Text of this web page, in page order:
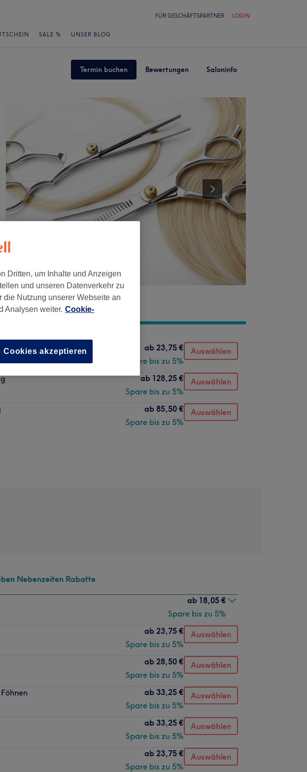
FÜR GESCHÄFTSPARTNER LOGIN
SALE % UNSER BLOG
Termin buchen Bewertungen Saloninfo
ab 23,75 €
Spare bis zu 5%
Auswählen
ab 128,25 €
Spare bis zu 5%
Auswählen
ab 85,50 €
Spare bis zu 5%
Auswählen
Nebenzeiten Rabatte
ab 18,05 €
Spare bis zu 5%
ab 23,75 €
Spare bis zu 5%
Auswählen
ab 28,50 €
Spare bis zu 5%
Auswählen
ab 33,25 €
Spare bis zu 5%
Auswählen
ab 33,25 €
Spare bis zu 5%
Auswählen
ab 23,75 €
Spare bis zu 5%
Auswählen
Dritten, um Inhalte und Anzeigen
und unseren Datenverkehr zu
Nutzung unserer Webseite an
Analysen weiter. Cookie-
Cookies akzeptieren